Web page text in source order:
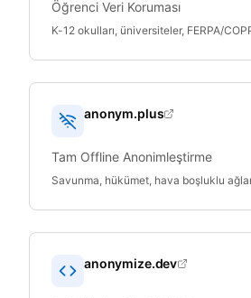
Öğrenci Veri Koruması
K-12 okulları, üniversiteler, FERPA/
anonym.plus
Tam Offline Anonimleştirme
Savunma, hükümet, hava boşluklu
anonymize.dev